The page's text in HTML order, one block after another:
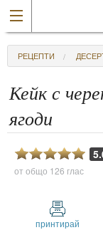
РЕЦЕПТИ
Кейк с
ягоди
от общо 126 глас
принтирай